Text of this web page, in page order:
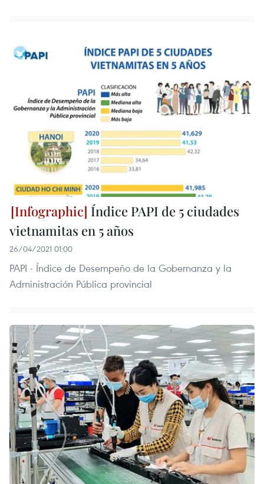
Índice PAPI de 5 ciudades
vietnamitas en 5 años
26/04/2021 01:00
PAPI - Índice de Desempeño de la Gobernanza y la
Administración Pública provincial